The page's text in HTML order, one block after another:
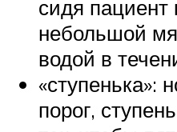
сидя пациент
небольшой
водой в
«ступенька»:
порог,